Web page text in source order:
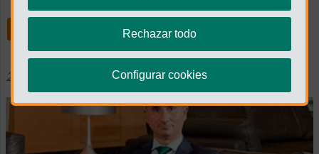
25 octubre 2018 Otras Noticias
Te recordamos que puedes modificar tus ajustes de
cookies en cualquier momento en la sección
Rechazar todo
Configurar cookies